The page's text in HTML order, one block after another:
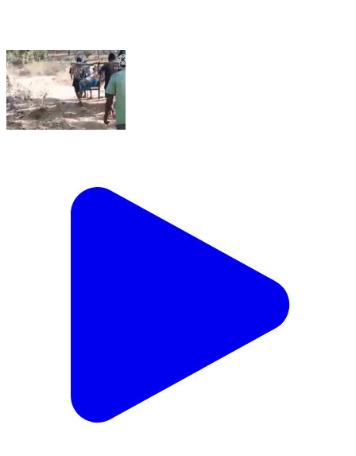
रायडीह: खाट पर सरकार के दावे: गांव तक सड़क नहीं, लालमाटी में
जीवित या मृत चार लोगों का सहारा